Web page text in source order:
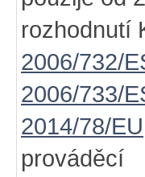
rozhodnutí
2006/732/
2006/733/
2014/78/EU
prováděcí